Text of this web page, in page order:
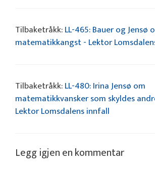
Tilbaketråkk:LL-465: Bauer og Jensø
matematikkangst - Lektor
Tilbaketråkk:LL-480: Irina Jensø om
matematikkvansker som skyldes
Lektor Lomsdalens innfall
Legg igjen en kommentar